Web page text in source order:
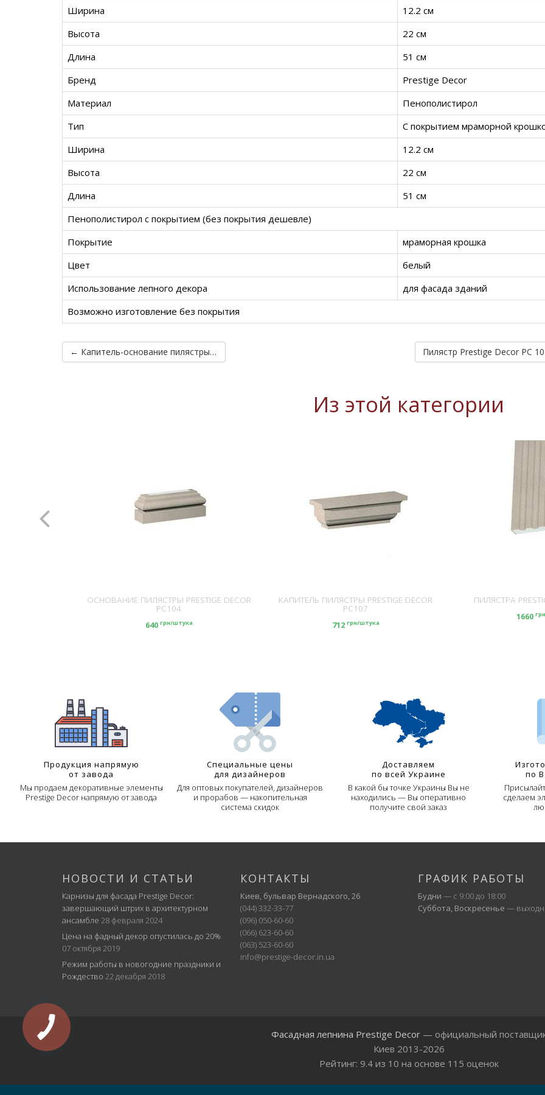
Ширина
12.2 см
Высота
22 см
Длина
51 см
Бренд
Prestige Decor
Материал
Пенополистирол
Тип
С покрытием мраморной
Ширина
12.2 см
Высота
22 см
Длина
51 см
Пенополистирол с покрытием (без покрытия дешевле)
Покрытие
мраморная крошка
Цвет
белый
Использование лепного декора
для фасада зданий
Возможно изготовление без покрытия
← Капитель-основание пилястры Prestige Decor PC111
Из этой категории
ОСНОВАНИЕ ПИЛЯСТРЫ PRESTIGE DECOR
PC104
640 грн/штука
КАПИТЕЛЬ ПИЛЯСТРЫ PRESTIGE DECOR
PC107
712 грн/штука
ПИЛЯСТРА
1660
Продукция напрямую
от завода
Мы продаем декоративные элементы
Prestige Decor напрямую от завода
Специальные цены
для дизайнеров
Для оптовых покупателей, дизайнеров
и прорабов — накопительная
система скидок
Доставляем
по всей Украине
В какой бы точке Украины Вы не
находились — Вы оперативно
получите свой заказ
по
сделаем
НОВОСТИ И СТАТЬИ
Карнизы для фасада Prestige Decor:
завершающий штрих в архитектурном
ансамбле 28 февраля 2024
Цена на фадный декор опустилась до 20%
07 октября 2019
Режим работы в новогодние праздники и
Рождество 22 декабря 2018
КОНТАКТЫ
Киев, бульвар Вернадского, 26
(044) 332-33-77
(096) 050-60-60
(066) 623-60-60
(063) 523-60-60
info@prestige-decor.in.ua
ГРАФИК РАБОТЫ
Будни — с 9:00 до 18:00
Суббота, Воскресенье —
Фасадная лепнина Prestige Decor— официальный
Киев 2013-2026
Рейтинг: 9.4из 10 на основе 115 оценок